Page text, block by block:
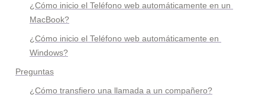
¿Cómo inicio el Teléfono web automáticamente en un
MacBook?
¿Cómo inicio el Teléfono web automáticamente en
Windows?
Preguntas
¿Cómo transfiero una llamada a un compañero?